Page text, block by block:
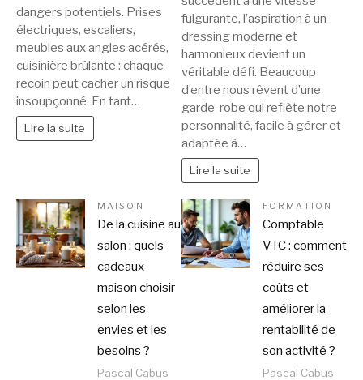
dangers potentiels. Prises
électriques, escaliers,
meubles aux angles acérés,
cuisinière brûlante : chaque
recoin peut cacher un risque
insoupçonné. En tant…
Lire la suite
fulgurante, l’aspiration à un
dressing moderne et
harmonieux devient un
véritable défi. Beaucoup
d’entre nous rêvent d’une
garde-robe qui reflète notre
personnalité, facile à gérer et
adaptée à…
Lire la suite
MAISON
De la cuisine au
salon : quels
cadeaux
maison choisir
selon les
envies et les
besoins ?
Pascal Cabus
FORMATION
Comptable
VTC : comment
réduire ses
coûts et
améliorer la
rentabilité de
son activité ?
Pascal Cabus